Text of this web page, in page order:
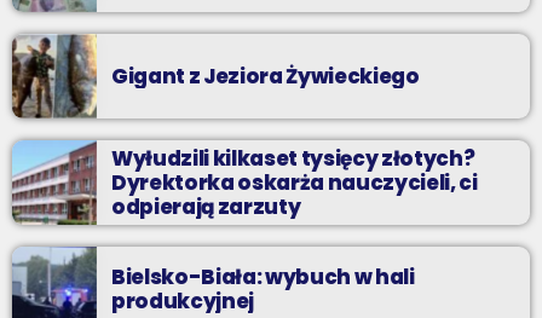
Gigant z Jeziora Żywieckiego
Wyłudzili kilkaset tysięcy złotych?
Dyrektorka oskarża nauczycieli, ci
odpierają zarzuty
Bielsko-Biała: wybuch w hali
produkcyjnej